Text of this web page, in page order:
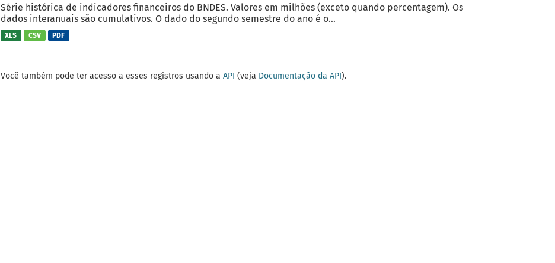
Série histórica de indicadores financeiros do BNDES. Valores em milhões (exceto quando percentagem). Os
dados interanuais são cumulativos. O dado do segundo semestre do ano é o...
XLS CSV PDF
Você também pode ter acesso a esses registros usando a API (veja Documentação da API).